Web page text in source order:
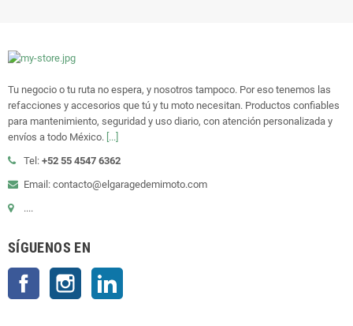
Tu negocio o tu ruta no espera, y nosotros tampoco. Por eso tenemos las
refacciones y accesorios que tú y tu moto necesitan. Productos confiables
para mantenimiento, seguridad y uso diario, con atención personalizada y
envíos a todo México. [...]
Tel: +52 55 4547 6362
Email: contacto@elgaragedemimoto.com
....
SÍGUENOS EN
Facebook Instagram